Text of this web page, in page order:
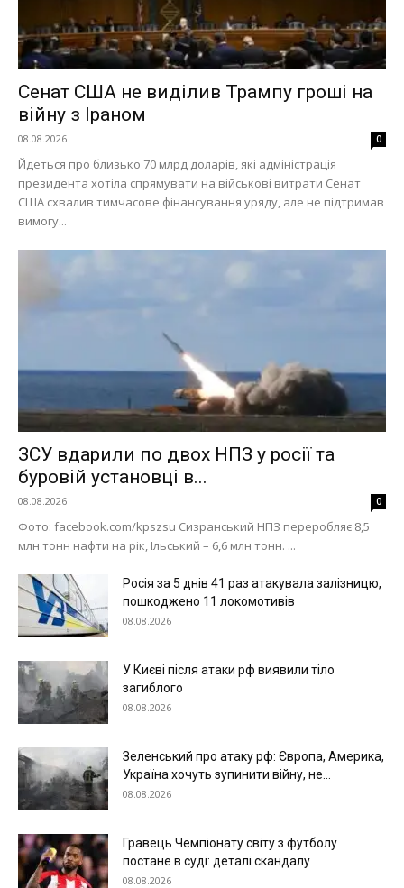
Сенат США не виділив Трампу гроші на
війну з Іраном
08.08.2026 0
Йдеться про близько 70 млрд доларів, які адміністрація
президента хотіла спрямувати на військові витрати Сенат
США схвалив тимчасове фінансування уряду, але не підтримав
вимогу...
ЗСУ вдарили по двох НПЗ у росії та
буровій установці в...
08.08.2026 0
Фото: facebook.com/kpszsu Сизранський НПЗ переробляє 8,5
млн тонн нафти на рік, Ільський – 6,6 млн тонн. ...
Росія за 5 днів 41 раз атакувала залізницю,
пошкоджено 11 локомотивів
08.08.2026
У Києві після атаки рф виявили тіло
загиблого
08.08.2026
Зеленський про атаку рф: Європа, Америка,
Україна хочуть зупинити війну, не...
08.08.2026
Гравець Чемпіонату світу з футболу
постане в суді: деталі скандалу
08.08.2026